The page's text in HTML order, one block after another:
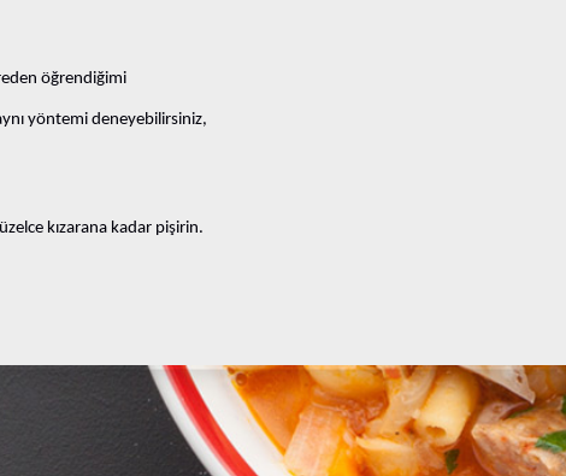
öğrendiğimi
yöntemi deneyebilirsiniz,
kızarana kadar pişirin.